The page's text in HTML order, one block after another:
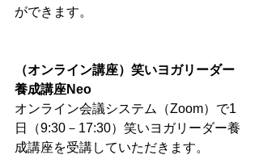
ができます。
（オンライン講座）笑いヨガリーダー
養成講座Neo
オンライン会議システム（Zoom）で1
日（9:30－17:30）笑いヨガリーダー養
成講座を受講していただきます。